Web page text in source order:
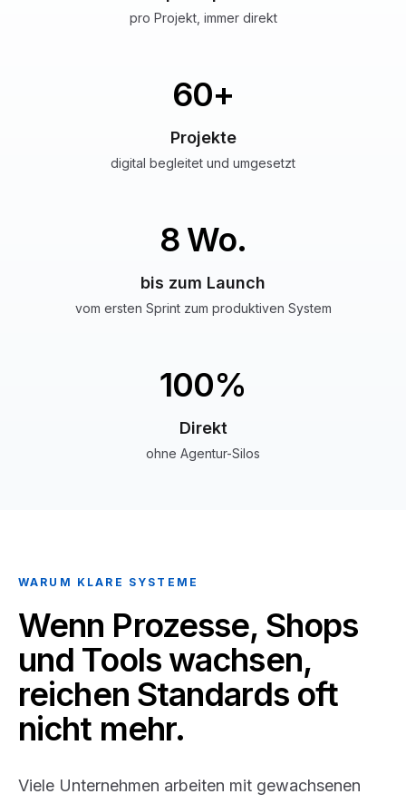
pro Projekt, immer direkt
60+
Projekte
digital begleitet und umgesetzt
8Wo.
bis zum Launch
vom ersten Sprint zum produktiven System
100%
Direkt
ohne Agentur-Silos
WARUM KLARE SYSTEME
Wenn Prozesse, Shops
und Tools wachsen,
reichen Standards oft
nicht mehr.
Viele Unternehmen arbeiten mit gewachsenen